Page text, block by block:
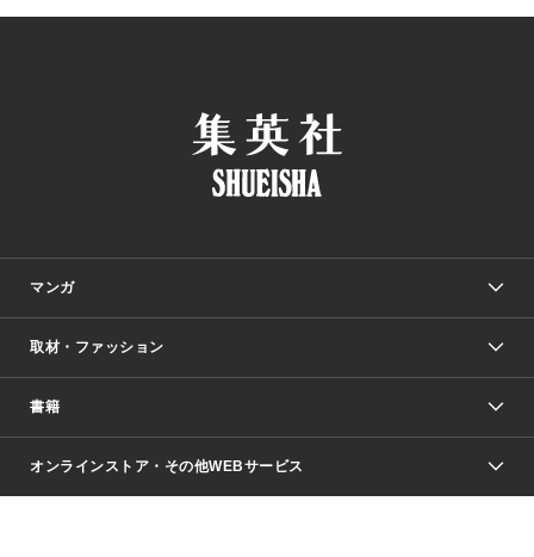
マンガ
少年マンガ
Vジャンプ
週刊ヤングジャンプ
少女マンガ
取材・ファッション
Seventeen
芸能・情報・スポーツ
書籍
文芸・文庫・総合
オンラインストア・その他WEBサービス